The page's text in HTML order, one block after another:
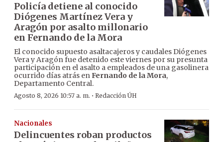
Policía detiene al conocido
Diógenes Martínez Vera y
Aragón por asalto millonario
en Fernando de la Mora
El conocido supuesto asaltacajeros y caudales Diógenes
Vera y Aragón fue detenido este viernes por su presunta
participación en el asalto a empleados de una gasolinera
ocurrido días atrás enFernando de la Mora,
Departamento Central.
Agosto 8, 2026 10:57 a. m. · Redacción ÚH
Nacionales
Delincuentes roban productos